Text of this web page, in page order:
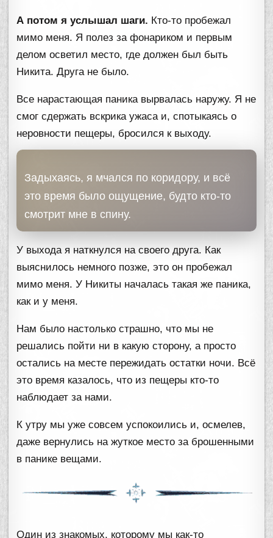
А потом я услышал шаги. Кто-то пробежал
мимо меня. Я полез за фонариком и первым
делом осветил место, где должен был быть
Никита. Друга не было.
Все нарастающая паника вырвалась наружу. Я не
смог сдержать вскрика ужаса и, спотыкаясь о
неровности пещеры, бросился к выходу.
Задыхаясь, я мчался по коридору, и всё
это время было ощущение, будто кто-то
смотрит мне в спину.
У выхода я наткнулся на своего друга. Как
выяснилось немного позже, это он пробежал
мимо меня. У Никиты началась такая же паника,
как и у меня.
Нам было настолько страшно, что мы не
решались пойти ни в какую сторону, а просто
остались на месте пережидать остатки ночи. Всё
это время казалось, что из пещеры кто-то
наблюдает за нами.
К утру мы уже совсем успокоились и, осмелев,
даже вернулись на жуткое место за брошенными
в панике вещами.
Один из знакомых, которому мы как-то